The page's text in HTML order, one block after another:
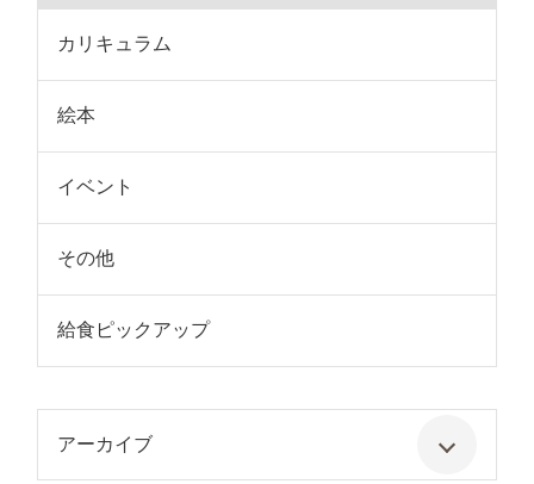
カリキュラム
絵本
イベント
その他
給食ピックアップ
アーカイブ